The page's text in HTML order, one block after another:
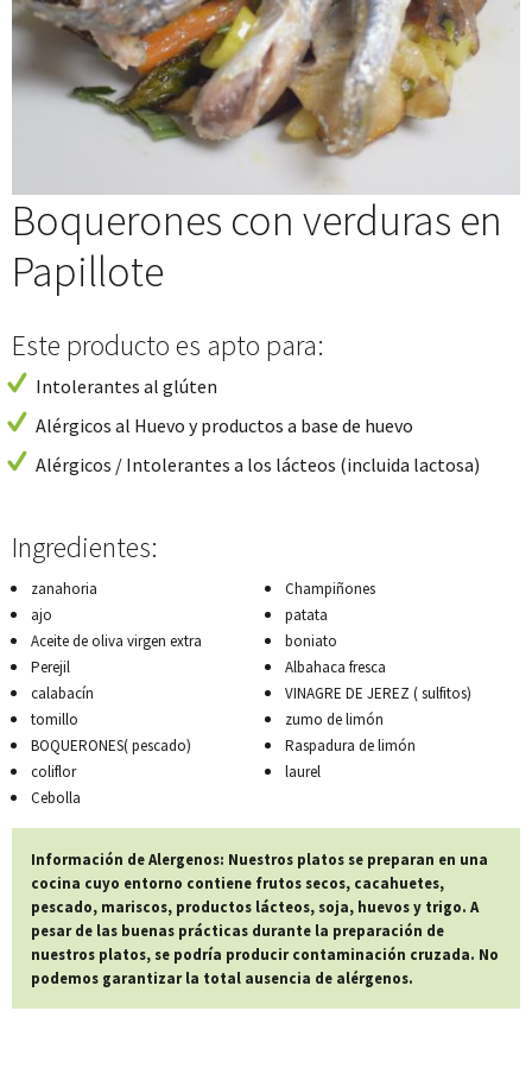
Boquerones con verduras en
Papillote
Este producto es apto para:
Intolerantes al glúten
Alérgicos al Huevo y productos a base de huevo
Alérgicos / Intolerantes a los lácteos (incluida lactosa)
Ingredientes:
zanahoria
ajo
Aceite de oliva virgen extra
Perejil
calabacín
tomillo
BOQUERONES( pescado)
coliflor
Cebolla
Champiñones
patata
boniato
Albahaca fresca
VINAGRE DE JEREZ ( sulfitos)
zumo de limón
Raspadura de limón
laurel
Información de Alergenos: Nuestros platos se preparan en una
cocina cuyo entorno contiene frutos secos, cacahuetes,
pescado, mariscos, productos lácteos, soja, huevos y trigo. A
pesar de las buenas prácticas durante la preparación de
nuestros platos, se podría producir contaminación cruzada. No
podemos garantizar la total ausencia de alérgenos.